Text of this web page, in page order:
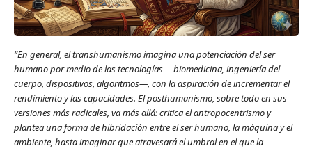
“En general, el transhumanismo imagina una potenciación del ser
humano por medio de las tecnologías —biomedicina, ingeniería del
cuerpo, dispositivos, algoritmos—, con la aspiración de incrementar el
rendimiento y las capacidades. El posthumanismo, sobre todo en sus
versiones más radicales, va más allá: critica el antropocentrismo y
plantea una forma de hibridación entre el ser humano, la máquina y el
ambiente, hasta imaginar que atravesará el umbral en el que la